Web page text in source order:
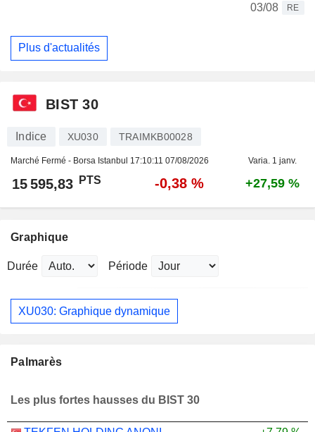
03/08
RE
Plus d'actualités
BIST 30
Indice XU030 TRAIMKB00028
Marché Fermé - Borsa Istanbul 17:10:11 07/08/2026 Varia. 1 janv.
15 595,83 PTS -0,38 % +27,59 %
Graphique
Durée Période
XU030: Graphique dynamique
Palmarès
Les plus fortes hausses du BIST 30